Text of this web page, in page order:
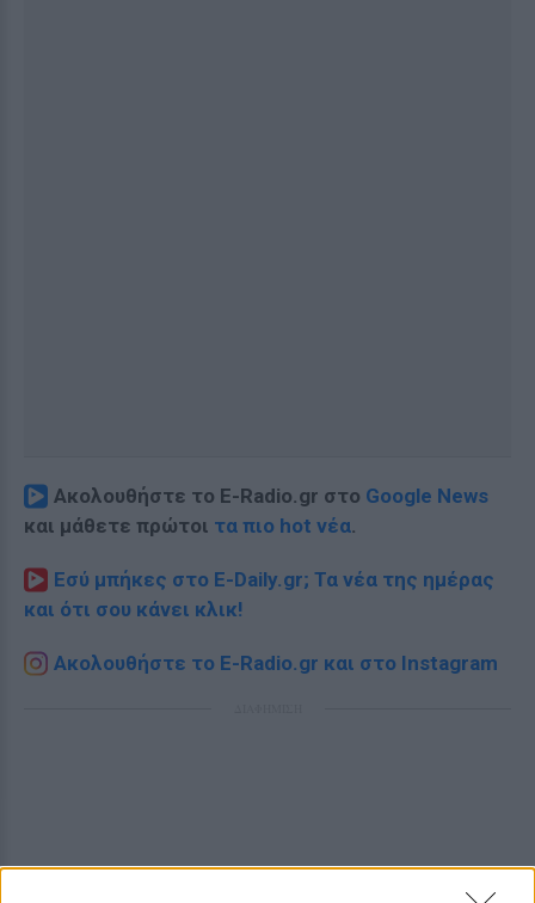
Ακολουθήστε το E-Radio.gr στο Google News
και μάθετε πρώτοι τα πιο hot νέα.
Εσύ μπήκες στο E-Daily.gr; Τα νέα της ημέρας
και ότι σου κάνει κλικ!
Ακολουθήστε το E-Radio.gr και στο Instagram